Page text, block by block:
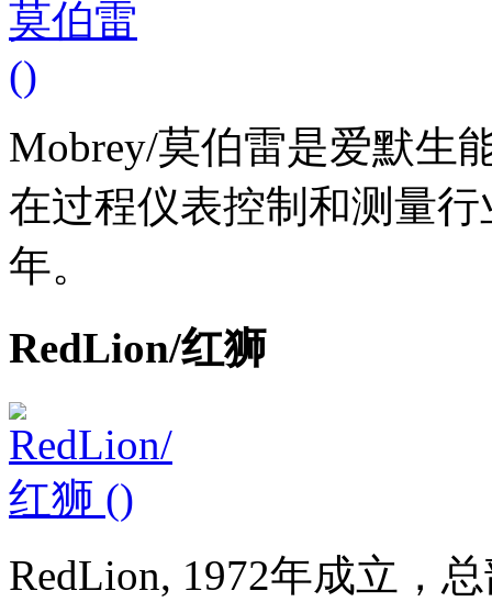
Mobrey/莫伯雷是爱默生
在过程仪表控制和测量
年。
RedLion/红狮
RedLion, 1972年成立，